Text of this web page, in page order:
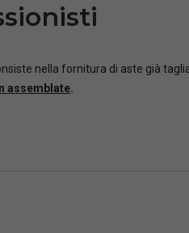
nella fornitura di aste già
assemblate.